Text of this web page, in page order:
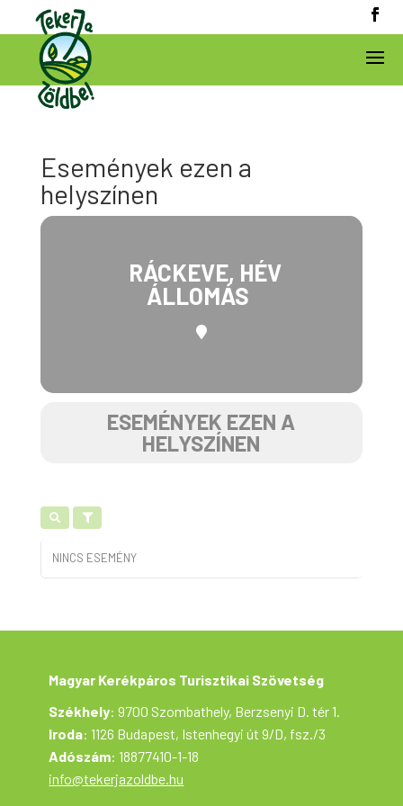
Események ezen a
helyszínen
RÁCKEVE, HÉV
ÁLLOMÁS
ESEMÉNYEK EZEN A
HELYSZÍNEN
NINCS ESEMÉNY
Magyar Kerékpáros Turisztikai Szövetség
Székhely: 9700 Szombathely, Berzsenyi D. tér 1.
Iroda: 1126 Budapest, Istenhegyi út 9/D, fsz./3
Adószám: 18877410-1-18
info@tekerjazoldbe.hu